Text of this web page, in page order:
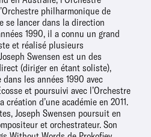
philharmonique de
se lancer dans la direction
1990, il a connu un grand
et réalisé plusieurs
Swensen est un des
(diriger en étant soliste),
les années 1990 avec
et poursuivi avec l’Orchestre
création d’une académie en 2011.
Joseph Swensen poursuit en
et orchestrateur. Son